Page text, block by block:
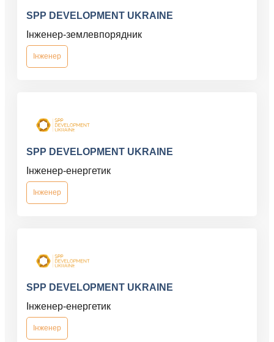
SPP DEVELOPMENT UKRAINE
Інженер-землевпорядник
Інженер
SPP DEVELOPMENT UKRAINE
Інженер-енергетик
Інженер
SPP DEVELOPMENT UKRAINE
Інженер-енергетик
Інженер